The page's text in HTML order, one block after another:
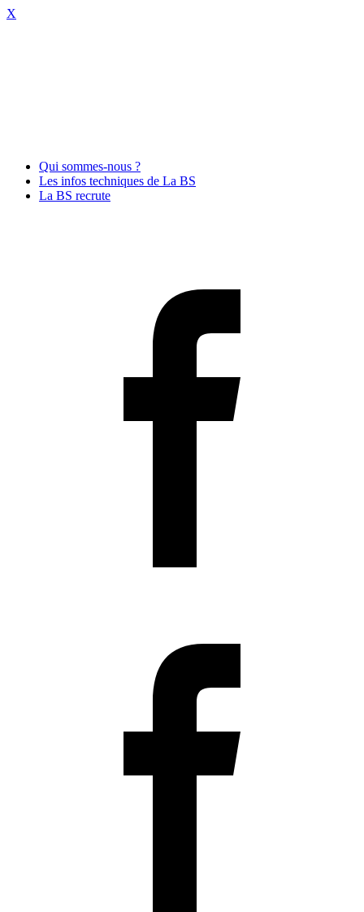
X
Qui sommes-nous ?
Les infos techniques de La BS
La BS recrute